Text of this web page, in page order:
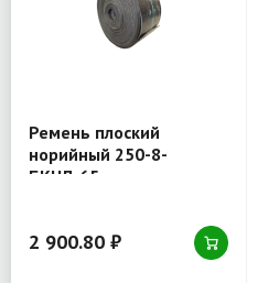
Ремень плоский
норийный 250-8-
БКНЛ-65
2 900.80 ₽